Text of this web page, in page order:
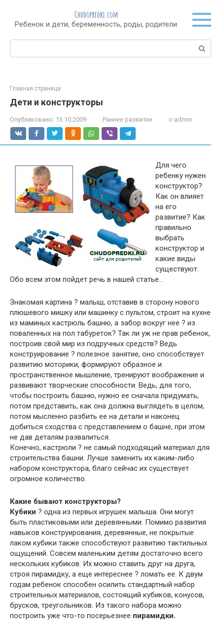
контенту
Chudopredki.com
Ребенок и дети, беременность, роды, родители
Поиск:
Главная страница
Дети и конструкторы
Опубликовано: 13.10.2009 Раннее развитие c-admin
Для чего
ребенку нужен
конструктор?
Как он влияет
на его
развитие? Как
правильно
выбрать
конструктор и
какие виды
существуют.
Обо всем этом пойдет речь в нашей статье…
Знакомая картина ? малыш, отставив в сторону нового
плюшевого мишку или машинку с пультом, строит на кухне
из маминых кастрюль башню, а забор вокруг нее ? из
поваленных на пол табуреток? Так ли уж не прав ребенок,
построив свой мир из подручных средств? Ведь
конструирование ? полезное занятие, оно способствует
развитию моторики, формируют образное и
пространственное мышление, тренируют воображение и
развивают творческие способности. Ведь, для того,
чтобы построить башню, нужно ее сначала придумать,
потом представить, как она должна выглядеть в целом,
потом мысленно разбить ее на детали и наконец
добиться сходства с представлением о башне, при этом
не дав деталям развалиться.
Конечно, кастрюли ? не самый подходящий материал для
строительства башни. Лучше заменить их каким-либо
набором конструктора, благо сейчас их существует
огромное количество.
Какие бывают конструкторы?
Кубики ? одна из первых игрушек малыша. Они могут
быть пластиковыми или деревянными. Помимо развития
навыков конструирования, деревянные, не покрытые
лаком кубики также способствуют развитию тактильных
ощущений. Совсем маленьким детям достаточно всего
нескольких кубиков. Их можно ставить друг на друга,
строя пирамидку, а еще интереснее ? ломать ее. К двум
годам ребенок способен осилить стандартный набор
строительных материалов, состоящий кубиков, конусов,
брусков, треугольников. Из такого набора можно
построить уже что-то посерьезнее пирамидки.